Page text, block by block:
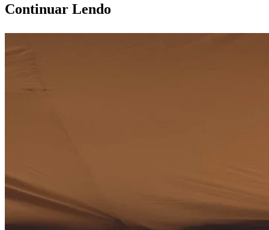
Continuar Lendo